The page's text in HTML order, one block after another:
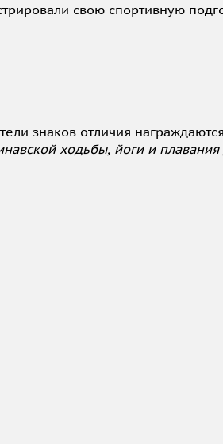
свою спортивную
знаков отличия награждаются
ходьбы, йоги и плавания